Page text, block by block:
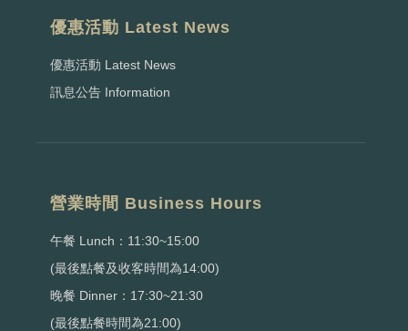
優惠活動 Latest News
優惠活動 Latest News
訊息公告 Information
營業時間 Business Hours
午餐 Lunch：11:30~15:00
(最後點餐及收客時間為14:00)
晚餐 Dinner：17:30~21:30
(最後點餐時間為21:00)